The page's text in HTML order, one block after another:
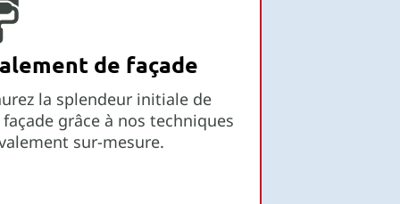
de façade
la splendeur initiale de
grâce à nos techniques
sur-mesure.